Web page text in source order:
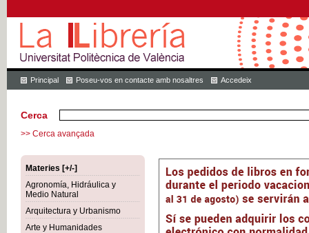
Principal Poseu-vos en contacte amb nosaltres Accedeix
Cerca
>> Cerca avançada
Materies [+/-]
Agronomía, Hidráulica y
Medio Natural
Arquitectura y Urbanismo
Arte y Humanidades